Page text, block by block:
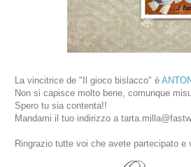
La vincitrice de "Il gioco bislacco" è
Non si capisce molto bene, comunque
Spero tu sia contenta!!
Mandami il tuo indirizzo a
Ringrazio tutte voi che avete partecipato e